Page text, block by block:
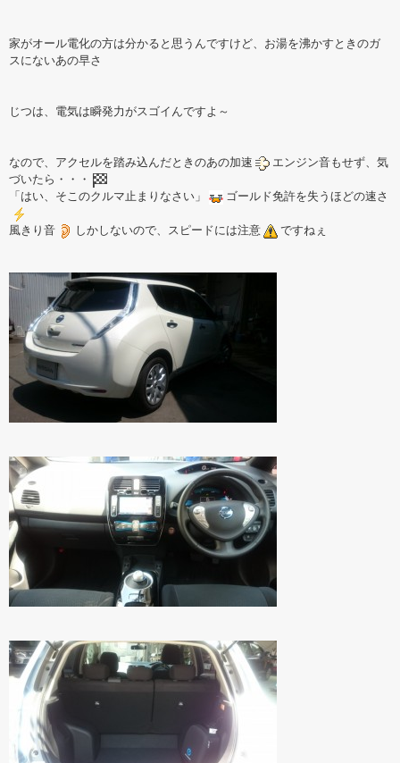
家がオール電化の方は分かると思うんですけど、お湯を沸かすときのガ
スにないあの早さ
じつは、電気は瞬発力がスゴイんですよ～
なので、アクセルを踏み込んだときのあの加速
エンジン音もせず、気
づいたら・・・
「はい、そこのクルマ止まりなさい」
ゴールド免許を失うほどの速さ
風きり音 しかしないので、スピードには注意 ですねぇ